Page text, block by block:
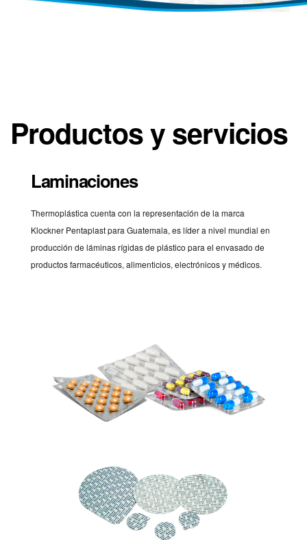
Productos y servicios
Laminaciones
Thermoplástica cuenta con la representación de la marca
Klockner Pentaplast para Guatemala, es líder a nivel mundial en
producción de láminas rígidas de plástico para el envasado de
productos farmacéuticos, alimenticios, electrónicos y médicos.